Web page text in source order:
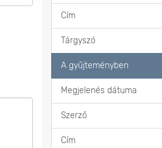
Cím
Tárgyszó
A gyűjteményben
Megjelenés dátuma
Szerző
Cím